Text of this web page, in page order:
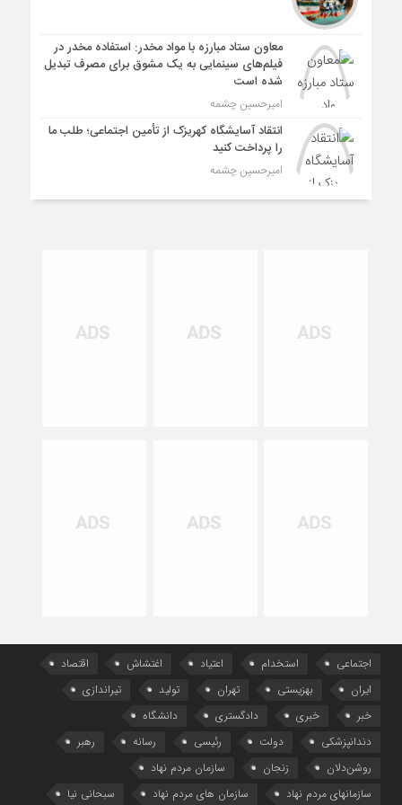
معاون ستاد مبارزه با مواد مخدر: استفاده مخدر در
فیلم‌های سینمایی به یک مشوق برای مصرف تبدیل
شده است
امیرحسین چشمه
انتقاد آسایشگاه کهریزک از تأمین اجتماعی؛ طلب ما
را پرداخت کنید
امیرحسین چشمه
اجتماعی استخدام اعتیاد اغتشاش
اقتصاد
ایران
بهزیستی تهران تولید
تیراندازی
خبر
خبری دادگستری
دانشگاه
دندانپزشکی
دولت رئیسی رسانه
رهبر
روشن‌دلان
زنجان
سازمان مردم نهاد
سازمانهای مردم نهاد
سازمان های مردم نهاد سبحانی نیا